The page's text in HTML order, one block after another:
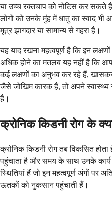
या उच्च रक्तचाप को नोटिस कर सकते
लोगों को उनके मुंह में धातु का स्वाद भी
मूत्र झागदार या सामान्य से गहरा है।
यह याद रखना महत्वपूर्ण है कि इन
अधिक होने का मतलब यह नहीं है कि
कई लक्षणों का अनुभव कर रहे हैं,
जैसे जोखिम कारक हैं, तो अपने स्वास्थ्य
है।
क्रोनिक किडनी रोग के
क्रोनिक किडनी रोग तब विकसित
पहुंचाता है और समय के साथ उनके
स्थितियां हैं जो इन महत्वपूर्ण अंगों पर
ऊतकों को नुकसान पहुंचाती हैं।